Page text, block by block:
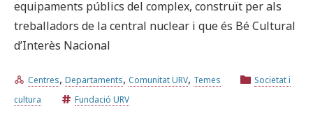
equipaments públics del complex, construït per als
treballadors de la central nuclear i que és Bé Cultural
d’Interès Nacional
Centres, Departaments, Comunitat URV, Temes
Societat i
cultura
Fundació URV